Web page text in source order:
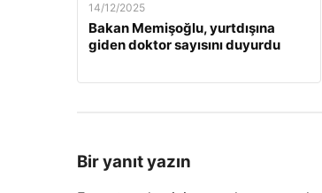
14/12/2025
Bakan Memişoğlu, yurtdışına
giden doktor sayısını duyurdu
Bir yanıt yazın